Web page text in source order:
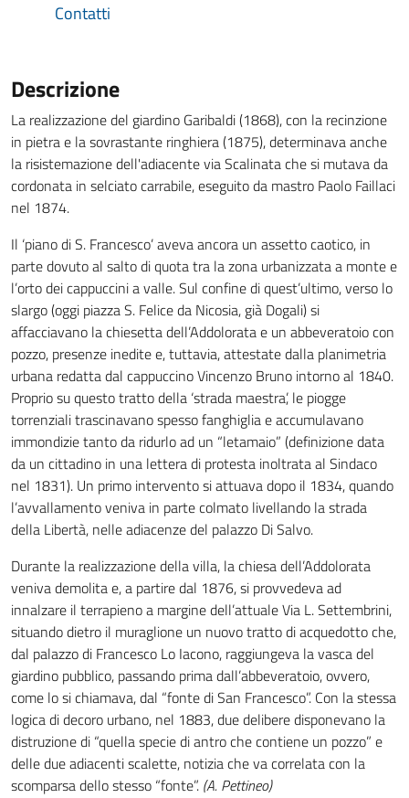
Contatti
Descrizione
La realizzazione del giardino Garibaldi (1868), con la recinzione
in pietra e la sovrastante ringhiera (1875), determinava anche
la risistemazione dell'adiacente via Scalinata che si mutava da
cordonata in selciato carrabile, eseguito da mastro Paolo Faillaci
nel 1874.
Il ‘piano di S. Francesco’ aveva ancora un assetto caotico, in
parte dovuto al salto di quota tra la zona urbanizzata a monte e
l’orto dei cappuccini a valle. Sul confine di quest’ultimo, verso lo
slargo (oggi piazza S. Felice da Nicosia, già Dogali) si
affacciavano la chiesetta dell’Addolorata e un abbeveratoio con
pozzo, presenze inedite e, tuttavia, attestate dalla planimetria
urbana redatta dal cappuccino Vincenzo Bruno intorno al 1840.
Proprio su questo tratto della ‘strada maestra’, le piogge
torrenziali trascinavano spesso fanghiglia e accumulavano
immondizie tanto da ridurlo ad un “letamaio” (definizione data
da un cittadino in una lettera di protesta inoltrata al Sindaco
nel 1831). Un primo intervento si attuava dopo il 1834, quando
l’avvallamento veniva in parte colmato livellando la strada
della Libertà, nelle adiacenze del palazzo Di Salvo.
Durante la realizzazione della villa, la chiesa dell’Addolorata
veniva demolita e, a partire dal 1876, si provvedeva ad
innalzare il terrapieno a margine dell’attuale Via L. Settembrini,
situando dietro il muraglione un nuovo tratto di acquedotto che,
dal palazzo di Francesco Lo Iacono, raggiungeva la vasca del
giardino pubblico, passando prima dall’abbeveratoio, ovvero,
come lo si chiamava, dal “fonte di San Francesco”. Con la stessa
logica di decoro urbano, nel 1883, due delibere disponevano la
distruzione di “quella specie di antro che contiene un pozzo” e
delle due adiacenti scalette, notizia che va correlata con la
scomparsa dello stesso “fonte”. (A. Pettineo)